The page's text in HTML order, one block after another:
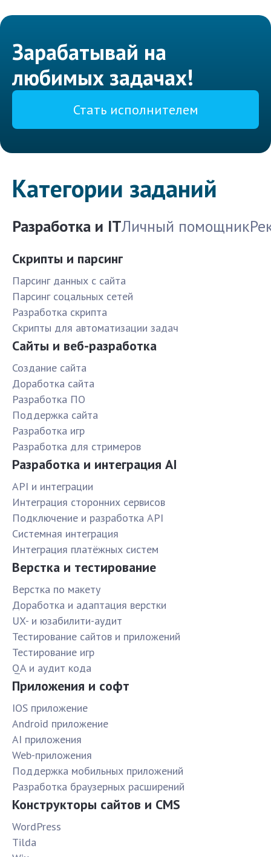
Зарабатывай на
любимых задачах!
Стать исполнителем
Категории заданий
Разработка и ITЛичный помощник
Скрипты и парсинг
Парсинг данных с сайта
Парсинг соцальных сетей
Разработка скрипта
Скрипты для автоматизации задач
Сайты и веб-разработка
Создание сайта
Доработка сайта
Разработка ПО
Поддержка сайта
Разработка игр
Разработка для стримеров
Разработка и интеграция AI
API и интеграции
Интеграция сторонних сервисов
Подключение и разработка API
Системная интеграция
Интеграция платёжных систем
Верстка и тестирование
Верстка по макету
Доработка и адаптация верстки
UX- и юзабилити-аудит
Тестирование сайтов и приложений
Тестирование игр
QA и аудит кода
Приложения и софт
IOS приложение
Android приложение
AI приложения
Web-приложения
Поддержка мобильных приложений
Разработка браузерных расширений
Конструкторы сайтов и CMS
WordPress
Tilda